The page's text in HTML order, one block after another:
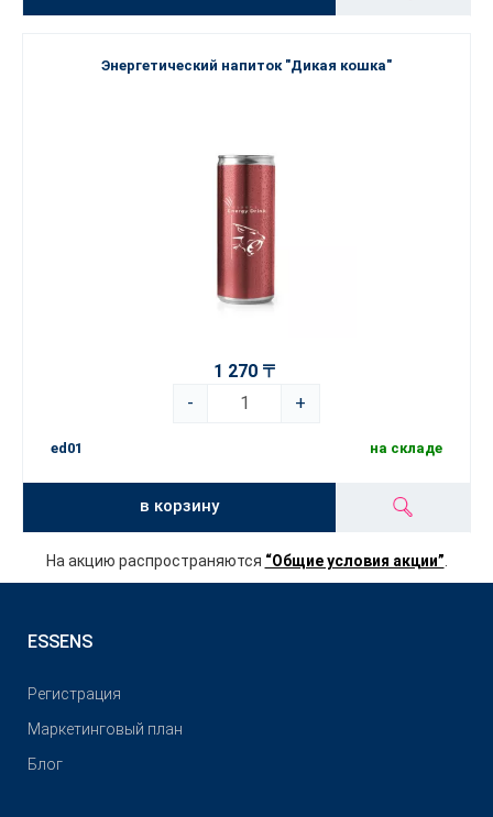
Энергетический напиток "Дикая кошка"
1 270 〒
-
+
ed01 на складе
в корзину
На акцию распространяются “Общие условия акции”
ESSENS
Pегистрация
Маркетинговый план
Блог